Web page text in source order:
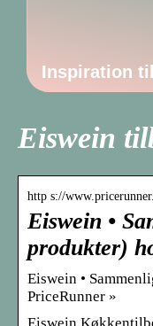
Inspiration
Eiswein
http s://
Eiswein •
produkter)
Eiswein •
PriceRunner »
Eiswein